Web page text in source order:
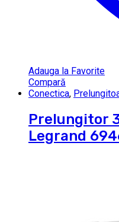
Adauga la Favorite
Compară
Conectica,
Prelungitor
Legrand